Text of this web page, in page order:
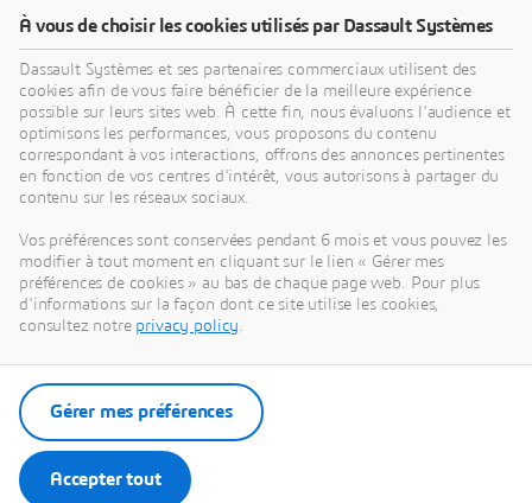
Obtenez plusieurs devis pour vos projets en quelques
secondes
Visiter Make
Contactez-nous
À vous de choisir les cookies utilisés par Dassault Systèmes
Dassault Systèmes et ses partenaires commerciaux utilisent des
cookies afin de vous faire bénéficier de la meilleure expérience
possible sur leurs sites web. À cette fin, nous évaluons l'audience et
optimisons les performances, vous proposons du contenu
correspondant à vos interactions, offrons des annonces pertinentes
en fonction de vos centres d'intérêt, vous autorisons à partager du
contenu sur les réseaux sociaux.
Vos préférences sont conservées pendant 6 mois et vous pouvez les
modifier à tout moment en cliquant sur le lien « Gérer mes
préférences de cookies » au bas de chaque page web. Pour plus
d'informations sur la façon dont ce site utilise les cookies,
consultez notre privacy policy.
Accepter tout
Gérer mes préférences